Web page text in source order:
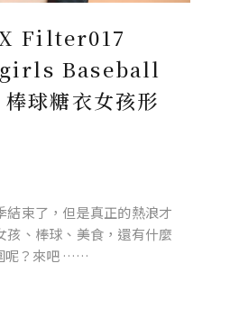
Filter017
Baseball
球糖衣女孩形
結束了，但是真正的熱浪才
孩、棒球、美食，還有什麼
呢？來吧 ……